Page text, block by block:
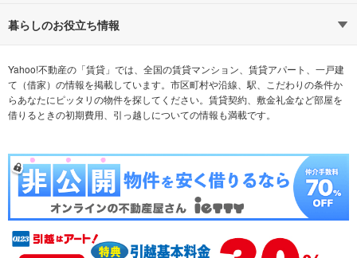
通勤時間から探す
不動産会社から探す 希望の条件から探す
テーマから探す ランキングから探す
不動産・住宅
新築マンション 中古マンション
新築一戸建て 中古一戸建て
注文住宅 土地
売却査定
暮らしのお役立ち情報
マンションカタログ 教えて！住まいの先生
Yahoo!不動産の「賃貸」では、全国の賃貸マンション、賃貸アパート、一戸建
て（借家）の情報を掲載しています。市区町村や沿線、駅、こだわりの条件か
らあなたにピッタリの物件を探してください。賃貸契約、敷金礼金など部屋を
借りるときの初期費用、引っ越しについての情報も満載です。